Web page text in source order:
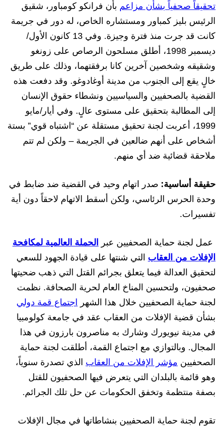
تحقيقاً صحفياً بشأن مزاعم بأن فرانكو كومباور، شقيق
الرئيس بليز كمباور ومستشاره الخاص، له دور في جريمة
كانت قد جرت منذ فترة وجيزة. وفي 13 كانون الأول/
ديسمبر 1998، أطلق مسلحون الرصاص على زونغو
وشقيقه وشخصين آخرين كانا برفقتهما، وذلك على طريق
خالٍ يقع إلى الجنوب من مدينة أوغادوغو. وقد دفعت هذه
القضية بالصحفيين والسياسيين ونشطاء حقوق الإنسان
إلى المطالبة بتحقيق على مستوى عالٍ. وفي أيار/مايو
1999، أعربت لجنة تحقيق مستقلة عن “اشتباه قوي” بستة
أشخاص على أنهم ضالعين في الجريمة – ولكن لم تتم
ملاحقة قضائية ضد أي منهم.
حقيقة أساسية: صدر اتهام وحيد في القضية ضد ضابط في
وحدة الحرس الرئاسي، ولكن أسقط الاتهام لاحقاً دون أية
تفسيرات.
عمل لجنة حماية الصحفيين عبر
الحملة العالمية لمكافحة
الإفلات من العقاب التي شنتها على قيادة الجهود للسعي
لتحقيق العدالة فيما يتعلق بجرائم القتل التي ذهب ضحيتها
صحفيون، ولتحسين المناخ العام لحرية الصحافة. نظمت
لجنة حماية الصحفيين خلال هذا الشهر
اجتماع قمة دولي
بشأن قضية الإفلات من العقاب عقد في جامعة كولومبيا
في مدينة نيويورك وشارك به مناصرون بارزون في هذا
المجال. وبالتوازي مع اجتماع القمة، أطلقت لجنة حماية
الصحفيين مؤشر الإفلات من العقاب الذي تصدرة سنوياً،
وهو قائمة بالبلدان التي يتعرض فيها الصحفيون للقتل
بصفة منتظمة وتخفق الحكومات عن حل تلك الجرائم.
تقوم لجنة حماية الصحفيين بنشاطاتها في مجال الإفلات